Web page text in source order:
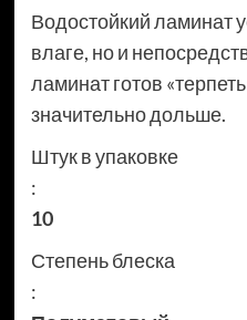
Водостойкий ламинат
влаге, но и
ламинат готов
значительно дольше.
Штук в упаковке
:
10
Степень блеска
: